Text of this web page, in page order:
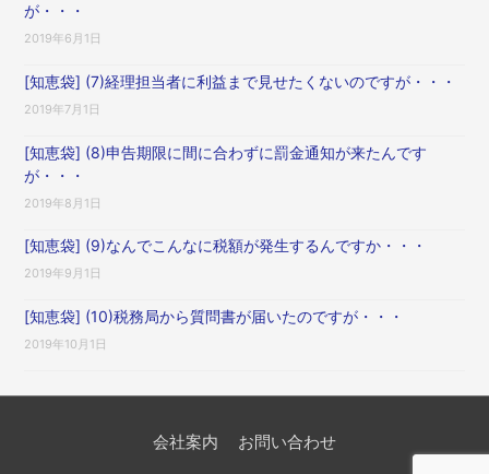
が・・・
2019年6月1日
[知恵袋] (7)経理担当者に利益まで見せたくないのですが・・・
2019年7月1日
[知恵袋] (8)申告期限に間に合わずに罰金通知が来たんです
が・・・
2019年8月1日
[知恵袋] (9)なんでこんなに税額が発生するんですか・・・
2019年9月1日
[知恵袋] (10)税務局から質問書が届いたのですが・・・
2019年10月1日
会社案内 お問い合わせ